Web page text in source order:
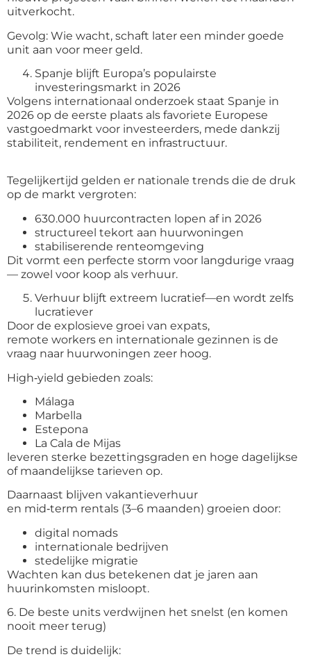
uitverkocht.
Gevolg: Wie wacht, schaft later een minder goede
unit aan voor meer geld.
Spanje blijft Europa’s populairste
investeringsmarkt in 2026
Volgens internationaal onderzoek staat Spanje in
2026 op de eerste plaats als favoriete Europese
vastgoedmarkt voor investeerders, mede dankzij
stabiliteit, rendement en infrastructuur.
Tegelijkertijd gelden er nationale trends die de druk
op de markt vergroten:
630.000 huurcontracten lopen af in 2026
structureel tekort aan huurwoningen
stabiliserende renteomgeving
Dit vormt een perfecte storm voor langdurige vraag
— zowel voor koop als verhuur.
Verhuur blijft extreem lucratief—en wordt zelfs
lucratiever
Door de explosieve groei van expats,
remote workers en internationale gezinnen is de
vraag naar huurwoningen zeer hoog.
High‑yield gebieden zoals:
Málaga
Marbella
Estepona
La Cala de Mijas
leveren sterke bezettingsgraden en hoge dagelijkse
of maandelijkse tarieven op.
Daarnaast blijven vakantieverhuur
en mid‑term rentals (3–6 maanden) groeien door:
digital nomads
internationale bedrijven
stedelijke migratie
Wachten kan dus betekenen dat je jaren aan
huurinkomsten misloopt.
6. De beste units verdwijnen het snelst (en komen
nooit meer terug)
De trend is duidelijk: